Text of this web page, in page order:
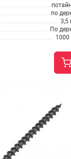
по
3,5
По